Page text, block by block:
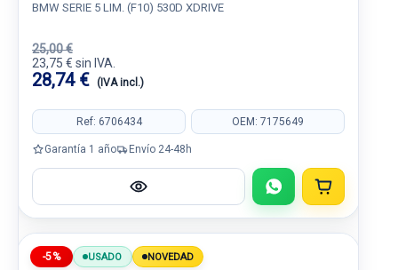
BMW SERIE 5 LIM. (F10) 530D XDRIVE
25,00 €
23,75 € sin IVA.
28,74 € (IVA incl.)
Ref: 6706434 OEM: 7175649
Garantía 1 año Envío 24-48h
-5% USADO NOVEDAD